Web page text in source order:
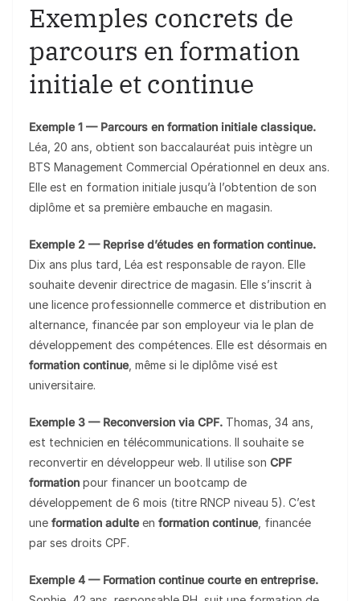
Exemples concrets de
parcours en formation
initiale et continue
Exemple 1 — Parcours en formation initiale classique.
Léa, 20 ans, obtient son baccalauréat puis intègre un
BTS Management Commercial Opérationnel en deux ans.
Elle est en formation initiale jusqu’à l’obtention de son
diplôme et sa première embauche en magasin.
Exemple 2 — Reprise d’études en formation continue.
Dix ans plus tard, Léa est responsable de rayon. Elle
souhaite devenir directrice de magasin. Elle s’inscrit à
une licence professionnelle commerce et distribution en
alternance, financée par son employeur via le plan de
développement des compétences. Elle est désormais en
formation continue, même si le diplôme visé est
universitaire.
Exemple 3 — Reconversion via CPF. Thomas, 34 ans,
est technicien en télécommunications. Il souhaite se
reconvertir en développeur web. Il utilise son CPF
formation pour financer un bootcamp de
développement de 6 mois (titre RNCP niveau 5). C’est
une formation adulteen formation continue, financée
par ses droits CPF.
Exemple 4 — Formation continue courte en entreprise.